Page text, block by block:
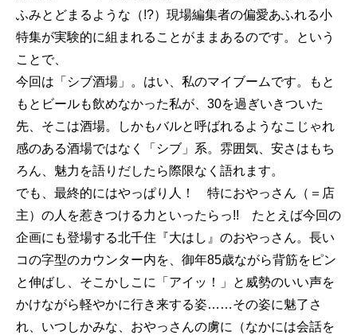
ふみとどまるような（!?）現場編集者の偏愛あふれる小
特集が実験的に組まれることがままあるのです。という
ことで、
今回は「シブ酒場」。はい、私のマイブームです。もと
もとビールも飲めなかった私が、30を過ぎいきついた
先、そこは酒場。しかもバルと呼ばれるようなこじゃれ
感のある酒場ではなく「シブ」系。雰囲気、安さはもち
ろん、魅力を語りだしたら際限なく語れます。
でも、最終的にはやっぱり人！ 特におやっさん（＝店
主）の人を惹きつける力といったらっ!! たとえば今回の
企画にも登場する北千住『大はし』のおやっさん。長い
コの字型のカウンター内を、御年85歳ながら背筋をピン
と伸ばし、そこかしこに「アイッ！」と威勢のいい声を
かけながら軽やかに行き来する姿……その姿に魅了さ
れ、いつしかみな、おやっさんの虜に（なかには会話を